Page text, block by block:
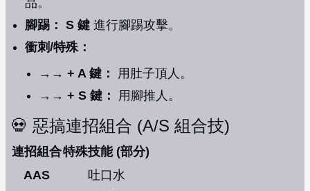
品。
腳踢： S 鍵 進行腳踢攻擊。
衝刺/特殊：
→→ + A 鍵：
用肚子頂人。
→→ + S 鍵：
用腳推人。
💀 惡搞連招組合 (A/S 組合技)
連招組合特殊技能 (部分)
AAS
吐口水